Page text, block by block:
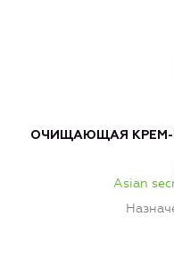
ОЧИЩАЮЩАЯ КРЕМ-
Asian